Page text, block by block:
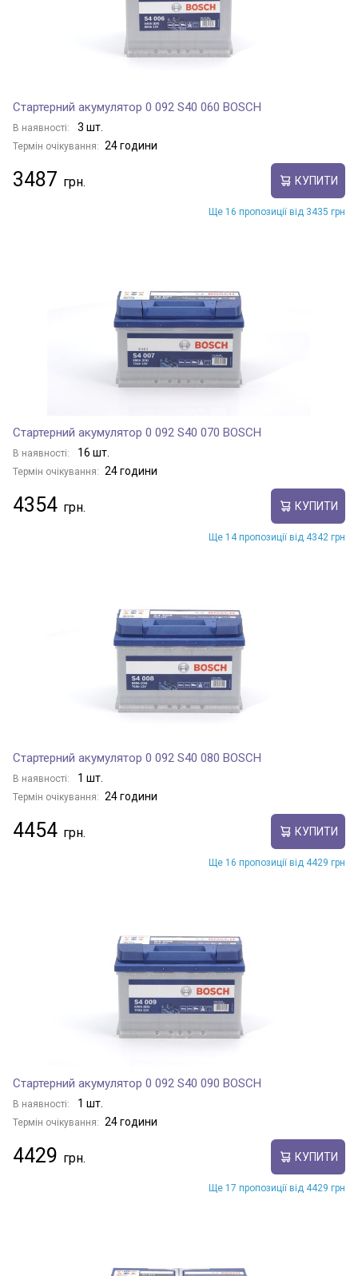
Стартерний акумулятор 0 092 S40 060 BOSCH
В наявності: 3 шт.
Термін очікування: 24 години
3487 КУПИТИ
Ще 16 пропозиції від 3435 грн
Стартерний акумулятор 0 092 S40 070 BOSCH
В наявності: 16 шт.
Термін очікування: 24 години
4354 КУПИТИ
Ще 14 пропозиції від 4342 грн
Стартерний акумулятор 0 092 S40 080 BOSCH
В наявності: 1 шт.
Термін очікування: 24 години
4454 КУПИТИ
Ще 16 пропозиції від 4429 грн
Стартерний акумулятор 0 092 S40 090 BOSCH
В наявності: 1 шт.
Термін очікування: 24 години
4429 КУПИТИ
Ще 17 пропозиції від 4429 грн